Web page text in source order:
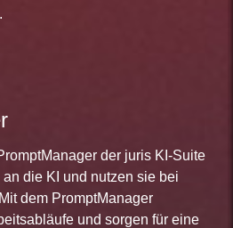
der juris KI-Suite
die KI und nutzen sie bei
dem PromptManager
und sorgen für eine